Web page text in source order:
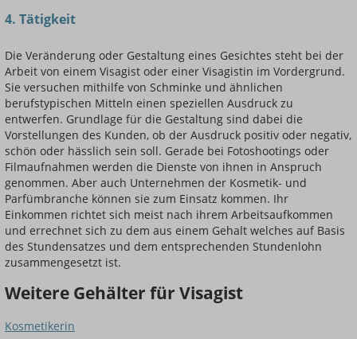
4. Tätigkeit
Die Veränderung oder Gestaltung eines Gesichtes steht bei der
Arbeit von einem Visagist oder einer Visagistin im Vordergrund.
Sie versuchen mithilfe von Schminke und ähnlichen
berufstypischen Mitteln einen speziellen Ausdruck zu
entwerfen. Grundlage für die Gestaltung sind dabei die
Vorstellungen des Kunden, ob der Ausdruck positiv oder negativ,
schön oder hässlich sein soll. Gerade bei Fotoshootings oder
Filmaufnahmen werden die Dienste von ihnen in Anspruch
genommen. Aber auch Unternehmen der Kosmetik- und
Parfümbranche können sie zum Einsatz kommen. Ihr
Einkommen richtet sich meist nach ihrem Arbeitsaufkommen
und errechnet sich zu dem aus einem Gehalt welches auf Basis
des Stundensatzes und dem entsprechenden Stundenlohn
zusammengesetzt ist.
Weitere Gehälter für Visagist
Kosmetikerin